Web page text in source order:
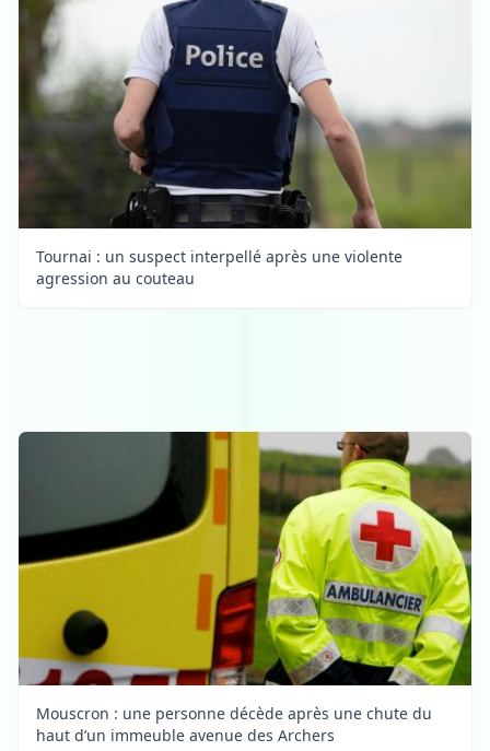
Tournai : un suspect interpellé après une violente
agression au couteau
Mouscron : une personne décède après une chute du
haut d’un immeuble avenue des Archers